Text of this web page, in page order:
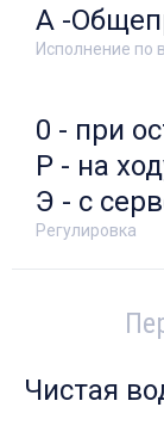
Исполнение по
А -
Регулировка
0 - при
Р - на
Э - с
Чистая